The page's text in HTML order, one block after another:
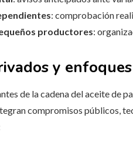
: comprobación
productores:
y
de la cadena del aceite de
compromisos públicos,